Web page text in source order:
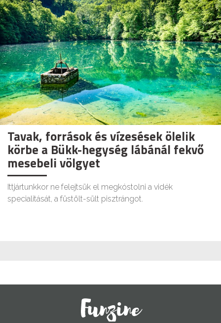
Tavak, források és vízesések ölelik
körbe a Bükk-hegység lábánál fekvő
mesebeli völgyet
Ittjártunkkor ne felejtsük el megkóstolni a vidék
specialitását, a füstölt-sült pisztrángot.